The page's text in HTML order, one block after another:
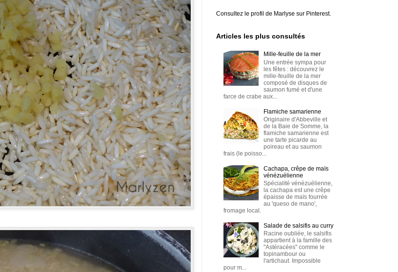
Consultez le profil de Marlyse sur Pinterest.
Articles les plus consultés
Mille-feuille de la mer
Une entrée sympa pour
les fêtes : découvrez le
mille-feuille de la mer
composé de disques de
saumon fumé et d'une
farce de crabe aux...
Flamiche samarienne
Originaire d'Abbeville et
de la Baie de Somme, la
flamiche samarienne est
une tarte picarde au
poireau et au saumon
frais (le poisso...
Cachapa, crêpe de maïs
vénézuélienne
Spécialité vénézuélienne,
la cachapa est une crêpe
épaisse de maïs fourrée
au 'queso de mano',
fromage local.
Salade de salsifis au curry
Racine oubliée, le salsifis
appartient à la famille des
"Astéracées" comme le
topinambour ou
l'artichaut. Impossible
pour m...